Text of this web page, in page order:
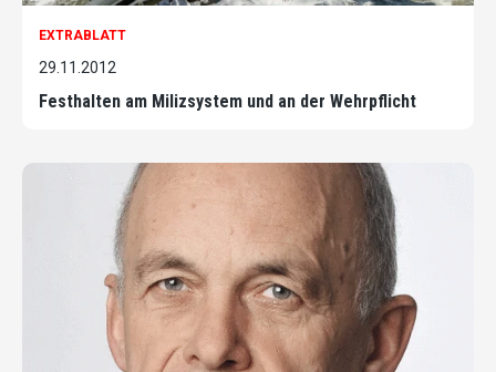
EXTRABLATT
29.11.2012
Festhalten am Milizsystem und an der Wehrpflicht